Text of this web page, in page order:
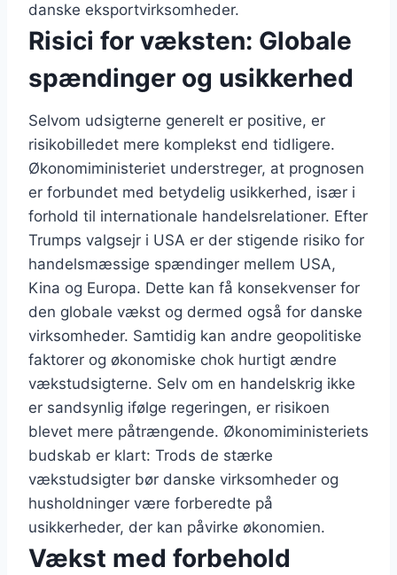
danske eksportvirksomheder.
Risici for væksten: Globale
spændinger og usikkerhed
Selvom udsigterne generelt er positive, er
risikobilledet mere komplekst end tidligere.
Økonomiministeriet understreger, at prognosen
er forbundet med betydelig usikkerhed, især i
forhold til internationale handelsrelationer. Efter
Trumps valgsejr i USA er der stigende risiko for
handelsmæssige spændinger mellem USA,
Kina og Europa. Dette kan få konsekvenser for
den globale vækst og dermed også for danske
virksomheder. Samtidig kan andre geopolitiske
faktorer og økonomiske chok hurtigt ændre
vækstudsigterne. Selv om en handelskrig ikke
er sandsynlig ifølge regeringen, er risikoen
blevet mere påtrængende. Økonomiministeriets
budskab er klart: Trods de stærke
vækstudsigter bør danske virksomheder og
husholdninger være forberedte på
usikkerheder, der kan påvirke økonomien.
Vækst med forbehold